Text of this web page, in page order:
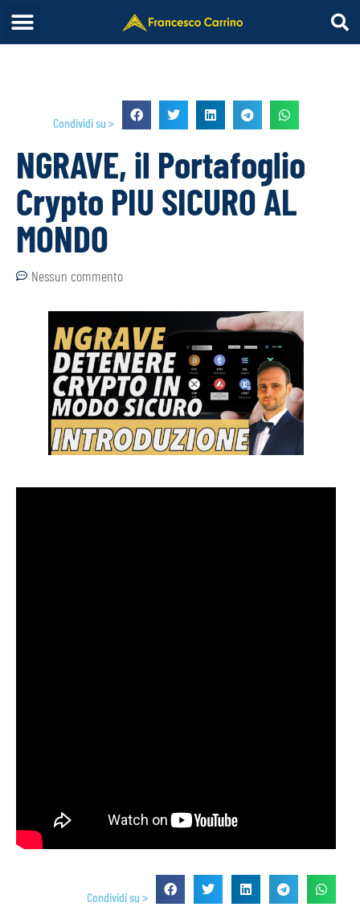
Condividi su >
NGRAVE, il Portafoglio
Crypto PIU SICURO AL
MONDO
Nessun commento
Condividi su >